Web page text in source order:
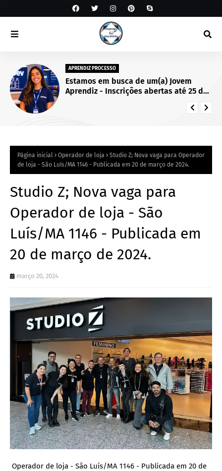
APRENDIZ PROCESSO
Estamos em busca de um(a) Jovem
Aprendiz - Inscrições abertas até 25 de
Página inicial Operador de loja
Studio Z; Nova vaga para Operador
de loja - São Luís/MA 1146 - Publicada em 20 de março de 2024.
Studio Z; Nova vaga para
Operador de loja - São
Luís/MA 1146 - Publicada em
20 de março de 2024.
março 20, 2024
Operador de loja - São Luís/MA 1146 - Publicada em 20 de